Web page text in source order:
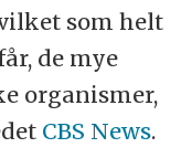
som helt
de mye
organismer,
CBS News.